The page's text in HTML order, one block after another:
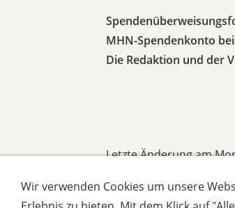
MHN-Spendenkonto bei
Die Redaktion und der
Letzte Änderung am
Wir verwenden Cookies um unsere